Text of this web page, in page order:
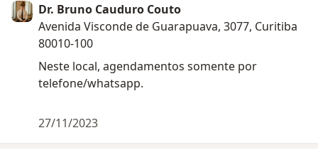
Dr. Bruno Cauduro Couto
Avenida Visconde de Guarapuava, 3077, Curitiba
80010-100
Neste local, agendamentos somente por
telefone/whatsapp.
27/11/2023